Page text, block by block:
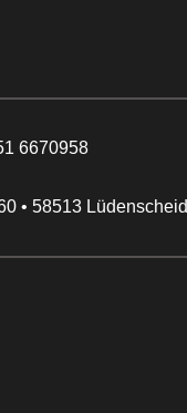
6670958
• 58513 Lüdenscheid